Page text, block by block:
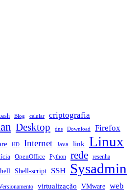
Blog celular criptografia
Desktop dns Download Firefox
HD Internet Java link Linux
OpenOffice Python rede resenha
Shell-script SSH Sysadmin
virtualização VMware web